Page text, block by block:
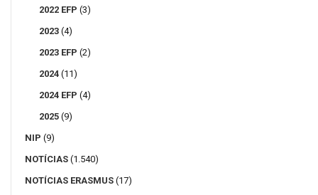
2022 EFP (3)
2023 (4)
2023 EFP (2)
2024 (11)
2024 EFP (4)
2025 (9)
NIP (9)
NOTÍCIAS (1.540)
NOTÍCIAS ERASMUS (17)